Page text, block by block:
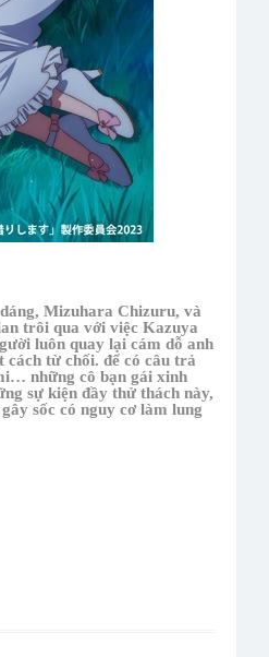
Mizuhara Chizuru, và
trôi qua với việc Kazuya
luôn quay lại cám dỗ anh
cách từ chối. để có câu trả
những cô bạn gái xinh
sự kiện đầy thử thách này,
sốc có nguy cơ làm lung